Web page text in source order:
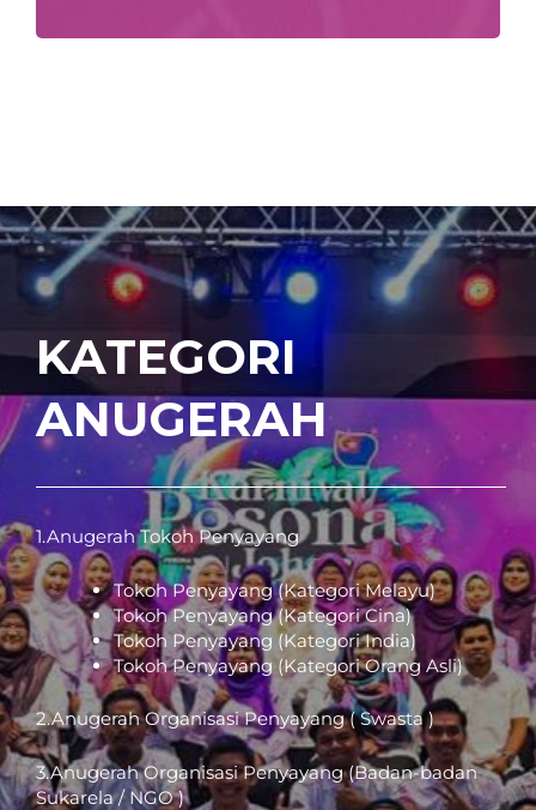
KATEGORI
ANUGERAH
1.Anugerah Tokoh Penyayang
Tokoh Penyayang (Kategori Melayu)
Tokoh Penyayang (Kategori Cina)
Tokoh Penyayang (Kategori India)
Tokoh Penyayang (Kategori Orang Asli)
2.Anugerah Organisasi Penyayang ( Swasta )
3.Anugerah Organisasi Penyayang (Badan-badan
Sukarela / NGO )